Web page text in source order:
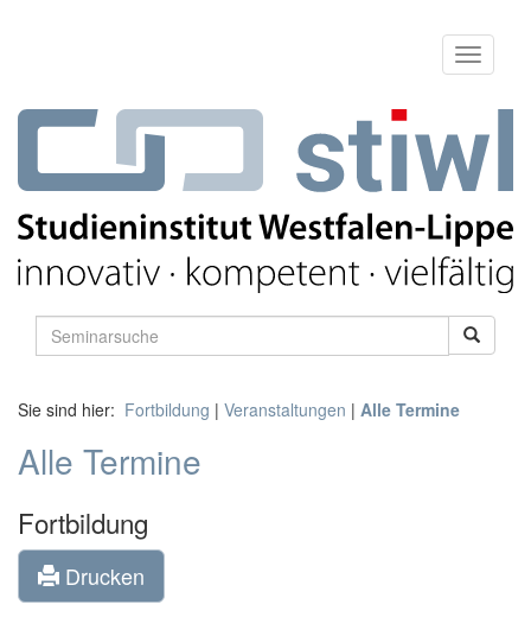
Sie sind hier: Fortbildung | Veranstaltungen | Alle Termine
Alle Termine
Fortbildung
Drucken